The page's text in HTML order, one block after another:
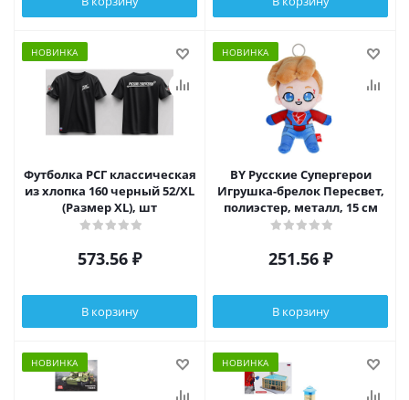
НОВИНКА
Футболка РСГ классическая
из хлопка 160 черный 52/XL
(Размер XL), шт
573.56 ₽
В корзину
НОВИНКА
BY Русские Супергерои
Игрушка-брелок Пересвет,
полиэстер, металл, 15 см
251.56 ₽
В корзину
НОВИНКА НОВИНКА